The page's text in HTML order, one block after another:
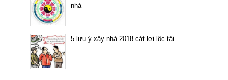
nhà
5 lưu ý xây nhà 2018 cát lợi lộc tài